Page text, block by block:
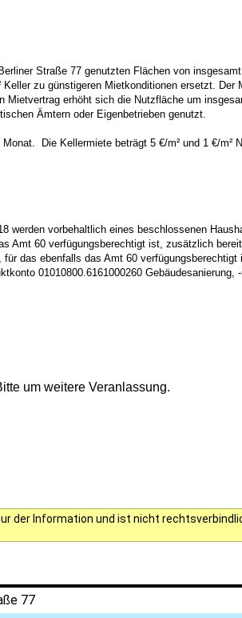
Straße 77 genutzten Flächen von
zu günstigeren Mietkonditionen ersetzt.
erhöht sich die Nutzfläche um
Ämtern oder Eigenbetrieben genutzt.
Die Kellermiete beträgt 5 €/m² und 1 €/m²
werden vorbehaltlich eines beschlossenen
Amt 60 verfügungsberechtigt ist, zusätzlich
das ebenfalls das Amt 60
01010800.6161000260
um weitere Veranlassung.
Information und ist nicht
77